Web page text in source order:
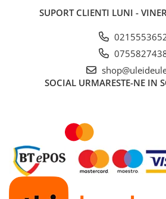
■ Sistem AC
► Ulei motor autoturisme
■ Ulei motor RAVENOL
■ Ulei motor MOBIL
■ Ulei motor MOTUL
■ Ulei motor FUCHS
■ Ulei motor VALVOLINE
SUPORT CLIENTI LUNI -
SOCIAL URMARESTE-NE IN